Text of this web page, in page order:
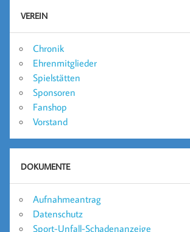
VEREIN
Chronik
Ehrenmitglieder
Spielstätten
Sponsoren
Fanshop
Vorstand
DOKUMENTE
Aufnahmeantrag
Datenschutz
Sport-Unfall-Schadenanzeige